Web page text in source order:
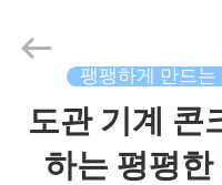
집
JACK-
MACHINERY
Rights
팽팽하게 만드는
도관 기계 콘
하는 평평